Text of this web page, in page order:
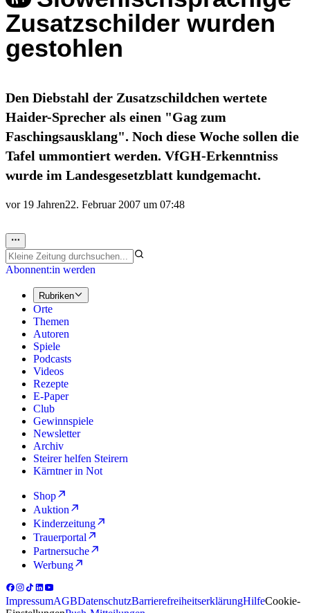
Zusatzschilder wurden
gestohlen
Den Diebstahl der Zusatzschildchen wertete
Haider-Sprecher als einen "Gag zum
Faschingsausklang". Noch diese Woche sollen die
Tafel ummontiert werden. VfGH-Erkenntniss
wurde im Landesgesetzblatt kundgemacht.
vor 19 Jahren22. Februar 2007 um 07:48
Abonnent:in werden
Rubriken
Orte
Themen
Autoren
Spiele
Podcasts
Videos
Rezepte
E-Paper
Club
Gewinnspiele
Newsletter
Archiv
Steirer helfen Steirern
Kärntner in Not
Shop
Auktion
Kinderzeitung
Trauerportal
Partnersuche
Werbung
ImpressumAGBDatenschutzBarrierefreiheitserklärungHilfeCookie-